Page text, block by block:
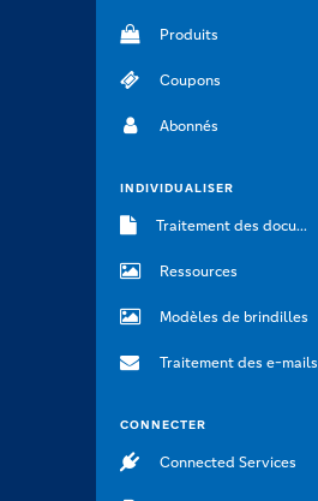
Produits
Coupons
Abonnés
INDIVIDUALISER
Traitement des documents
Ressources
Modèles de brindilles
Traitement des e-mails
CONNECTER
Connected Services